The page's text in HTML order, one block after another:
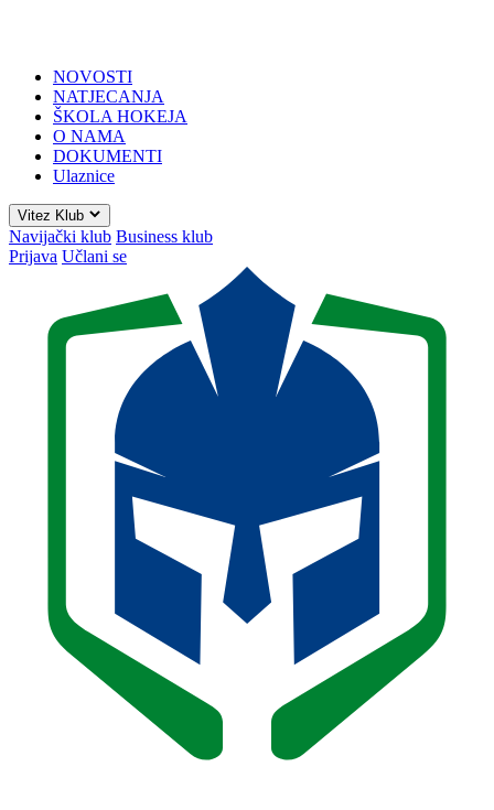
NOVOSTI
NATJECANJA
ŠKOLA HOKEJA
O NAMA
DOKUMENTI
Ulaznice
Vitez Klub
Navijački klub Business klub
Prijava Učlani se